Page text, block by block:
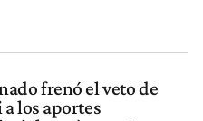
frenó el veto de
los aportes